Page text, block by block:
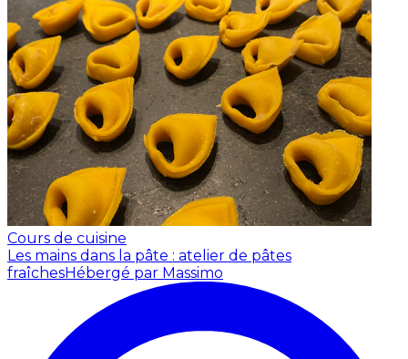
Cours de cuisine
Les mains dans la pâte : atelier de pâtes
fraîchesHébergé par Massimo